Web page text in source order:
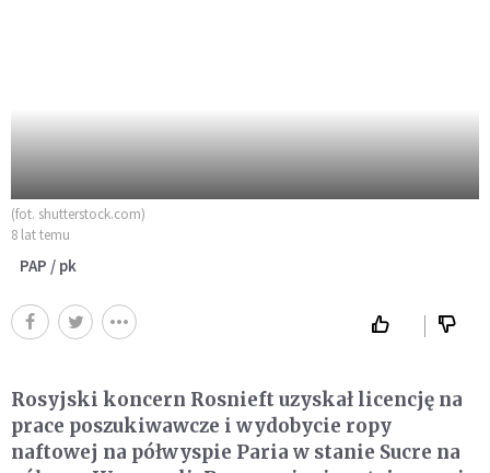
(fot. shutterstock.com)
8 lat temu
PAP / pk
Rosyjski koncern Rosnieft uzyskał licencję na
prace poszukiwawcze i wydobycie ropy
naftowej na półwyspie Paria w stanie Sucre na